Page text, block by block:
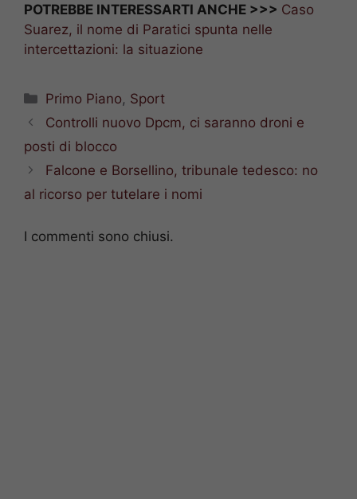
POTREBBE INTERESSARTI ANCHE >>> Caso
Suarez, il nome di Paratici spunta nelle
intercettazioni: la situazione
Categorie
Primo Piano, Sport
Controlli nuovo Dpcm, ci saranno droni e
posti di blocco
Falcone e Borsellino, tribunale tedesco: no
al ricorso per tutelare i nomi
I commenti sono chiusi.